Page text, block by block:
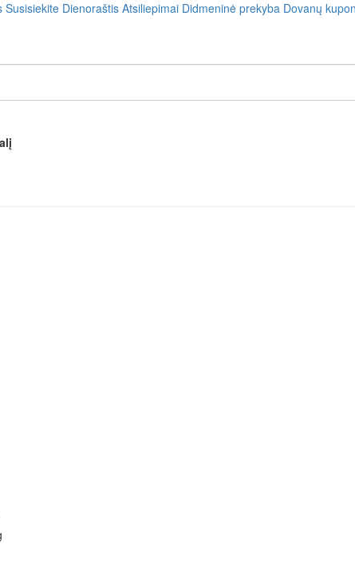
Susisiekite Dienoraštis Atsiliepimai Didmeninė prekyba Dovanų